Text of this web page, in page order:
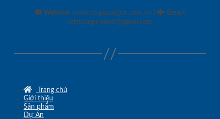
Website: www.cuagosaigon.com.vn Email :
sales.saigondoor@gmail.com
Trang chủ
Giới thiệu
Sản phẩm
Dự Án